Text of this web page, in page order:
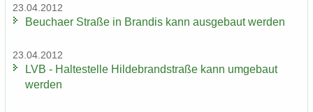
23.04.2012
Beu­cha­er Stra­ße in Bran­dis kann aus­ge­baut wer­den
23.04.2012
LVB - Hal­te­stel­le Hil­de­brand­stra­ße kann um­ge­baut
wer­den